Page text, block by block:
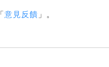
意見反饋 」。